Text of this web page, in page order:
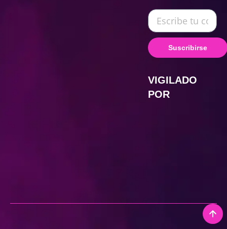
Suscribirse
VIGILADO
POR